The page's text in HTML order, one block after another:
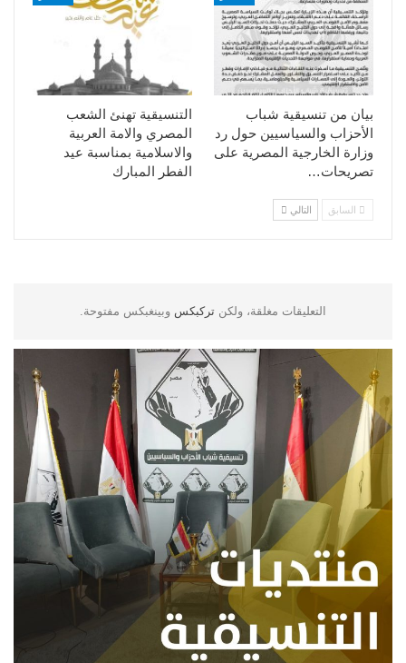
التنسيقية تهنئ الشعب
المصري والامة العربية
والاسلامية بمناسبة عيد
الفطر المبارك
بيان من تنسيقية شباب
الأحزاب والسياسيين حول رد
وزارة الخارجية المصرية على
تصريحات…
السابق التالي
التعليقات مغلقة، ولكن تركبكس وبينغبكس مفتوحة.